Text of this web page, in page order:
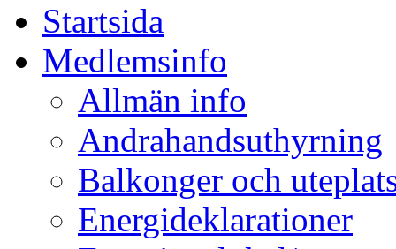
Startsida
Medlemsinfo
Allmän info
Andrahandsuthyrning
Balkonger och
Energideklarationer